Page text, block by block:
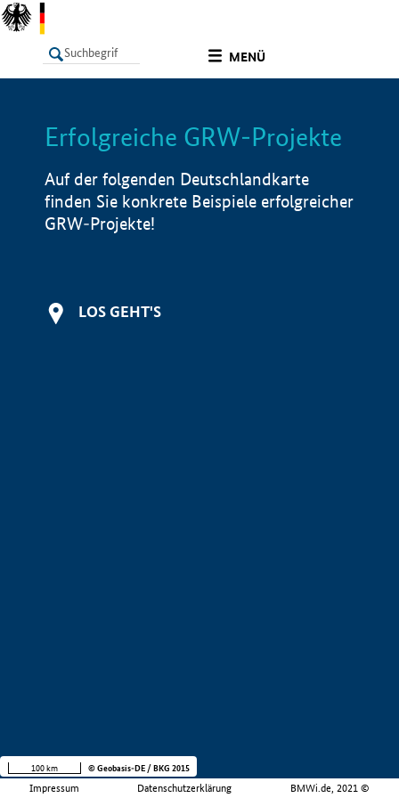
MENÜ
LISTE Info
Erfolgreiche GRW-Projekte
Auf der folgenden Deutschlandkarte
finden Sie konkrete Beispiele erfolgreicher
GRW-Projekte!
LOS GEHT'S
Impressum Datenschutzerklärung BMWi.de, 2021 ©
100 km © Geobasis-DE / BKG 2015